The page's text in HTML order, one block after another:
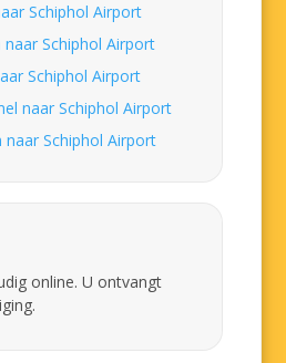
Schiphol Airport
Schiphol Airport
Schiphol Airport
naar Schiphol Airport
naar Schiphol Airport
online. U ontvangt